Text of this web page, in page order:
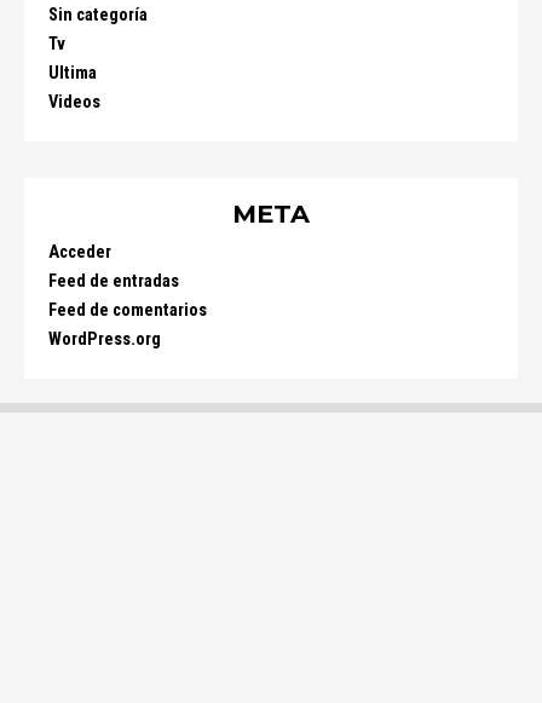
Sin categoría
Tv
Ultima
Videos
META
Acceder
Feed de entradas
Feed de comentarios
WordPress.org